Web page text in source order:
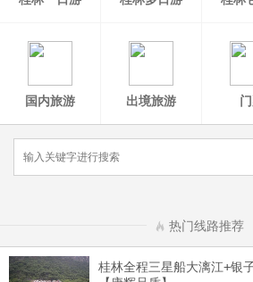
国内旅游 出境旅游
热门线路推荐
桂林全程三星船大漓江+银